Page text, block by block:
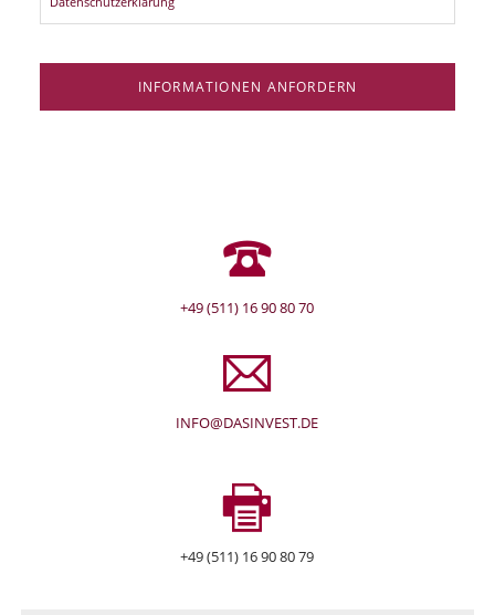
INFORMATIONEN ANFORDERN
+49 (511) 16 90 80 70
INFO@DASINVEST.DE
+49 (511) 16 90 80 79